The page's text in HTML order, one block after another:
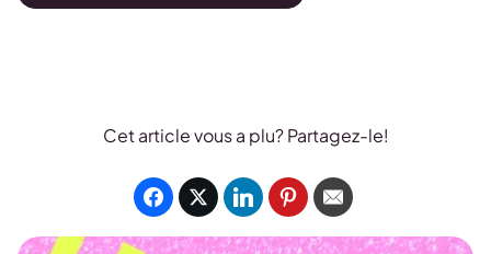
Cet article vous a plu? Partagez-le!